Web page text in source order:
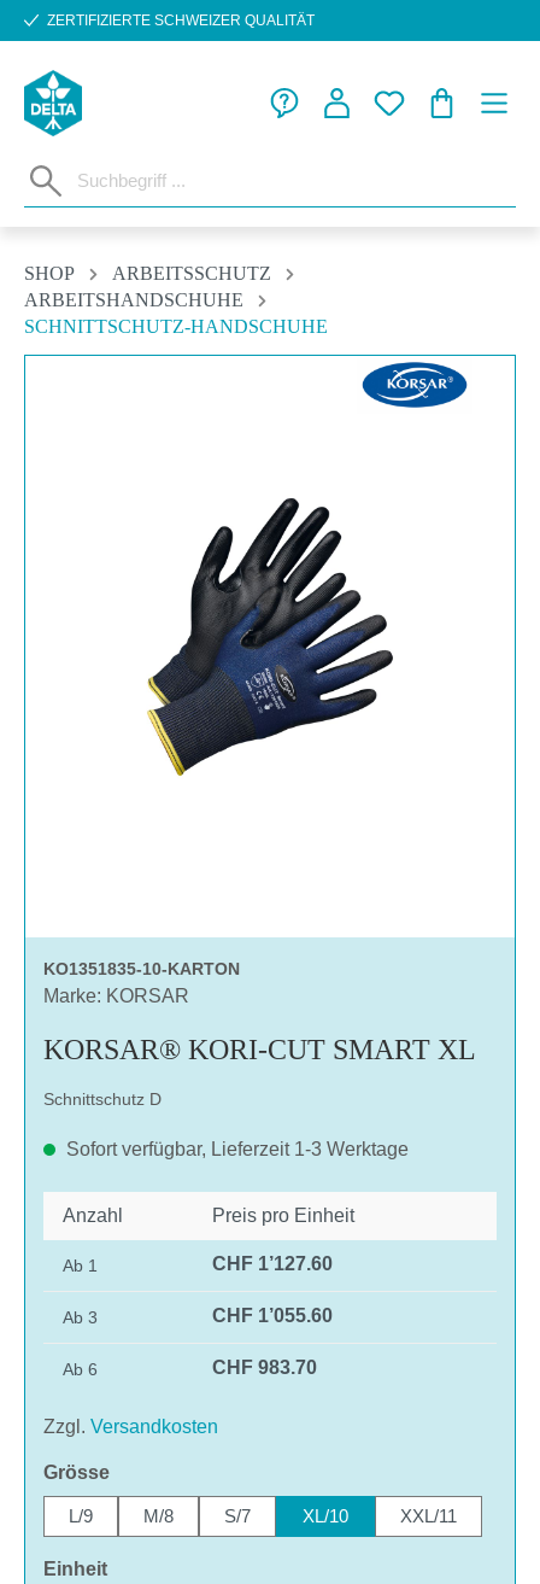
Zum Hauptinhalt springen
ZERTIFIZIERTE SCHWEIZER QUALITÄT
SHOP
ARBEITSSCHUTZ
ARBEITSHANDSCHUHE
SCHNITTSCHUTZ-HANDSCHUHE
KO1351835-10-KARTON
Marke: KORSAR
KORSAR® KORI-CUT SMART XL
Schnittschutz D
Sofort verfügbar, Lieferzeit 1-3 Werktage
Anzahl Preis pro Einheit
Ab 1 CHF 1’127.60
Ab 3 CHF 1’055.60
Ab 6 CHF 983.70
Zzgl. Versandkosten
Grösseauswählen
L/9 M/8 S/7 XL/10 XXL/11
Einheitauswählen